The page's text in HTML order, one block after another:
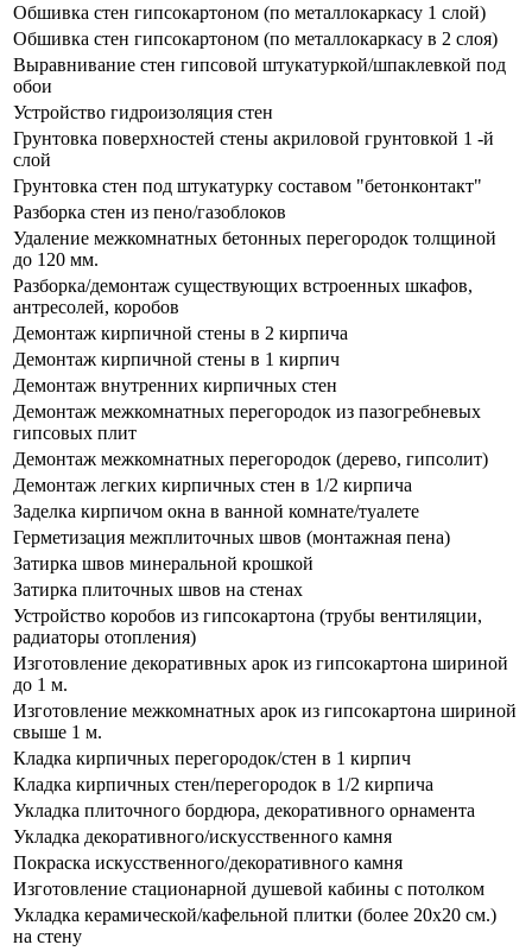
Обшивка стен гипсокартоном (по металлокаркасу 1 слой)
Обшивка стен гипсокартоном (по металлокаркасу в 2 слоя)
Выравнивание стен гипсовой штукатуркой/шпаклевкой под
обои
Устройство гидроизоляция стен
Грунтовка поверхностей стены акриловой грунтовкой 1 -й
слой
Грунтовка стен под штукатурку составом "бетонконтакт"
Разборка стен из пено/газоблоков
Удаление межкомнатных бетонных перегородок толщиной
до 120 мм.
Разборка/демонтаж существующих встроенных шкафов,
антресолей, коробов
Демонтаж кирпичной стены в 2 кирпича
Демонтаж кирпичной стены в 1 кирпич
Демонтаж внутренних кирпичных стен
Демонтаж межкомнатных перегородок из пазогребневых
гипсовых плит
Демонтаж межкомнатных перегородок (дерево, гипсолит)
Демонтаж легких кирпичных стен в 1/2 кирпича
Заделка кирпичом окна в ванной комнате/туалете
Герметизация межплиточных швов (монтажная пена)
Затирка швов минеральной крошкой
Затирка плиточных швов на стенах
Устройство коробов из гипсокартона (трубы вентиляции,
радиаторы отопления)
Изготовление декоративных арок из гипсокартона шириной
до 1 м.
Изготовление межкомнатных арок из гипсокартона шириной
свыше 1 м.
Кладка кирпичных перегородок/стен в 1 кирпич
Кладка кирпичных стен/перегородок в 1/2 кирпича
Укладка плиточного бордюра, декоративного орнамента
Укладка декоративного/искусственного камня
Покраска искусственного/декоративного камня
Изготовление стационарной душевой кабины с потолком
Укладка керамической/кафельной плитки (более 20x20 см.)
на стену